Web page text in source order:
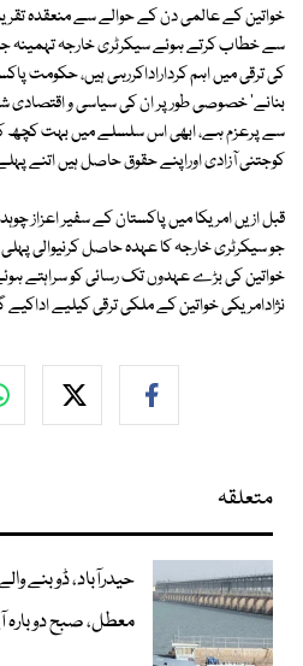
خواتین کے عالمی دن کے حوالے سے منعقدہ
سے خطاب کرتے ہوئے سیکرٹری خارجہ تہمینہ
کی ترقی میں اہم کرداراداکررہی ہیں، حکومت
بنانے' خصوصی طور پر ان کی سیاسی و
سے پرعزم ہے، ابھی اس سلسلے میں بہت کچھ
کوجتنی آزادی اوراپنے حقوق حاصل ہیں اتنے
قبل ازیں امریکا میں پاکستان کے سفیر اعزاز
جو سیکرٹری خارجہ کا عہدہ حاصل کرنیوالی
خواتین کی بڑے عہدوں تک رسائی کو سراہتے
نژادامریکی خواتین کے ملکی ترقی کیلیے اداکیے
متعلقہ
حیدرآباد، ڈوبنے
معطل، صبح دوبارہ